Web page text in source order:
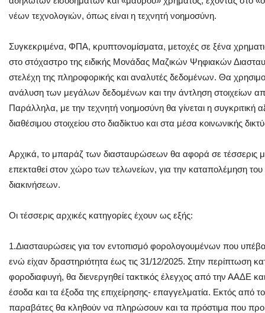
νέων τεχνολογιών, όπως είναι η τεχνητή νοημοσύνη.
Συγκεκριμένα, ΦΠΑ, κρυπτονομίσματα, μετοχές σε ξένα
στο στόχαστρο της ειδικής Μονάδας Μαζικών Ψηφιακών
στελέχη της πληροφορικής και αναλυτές δεδομένων. Θα
ανάλυση των μεγάλων δεδομένων και την άντληση στοιχείων
Παράλληλα, με την τεχνητή νοημοσύνη θα γίνεται η συγκριτική
διαθέσιμου στοιχείου στο διαδίκτυο και στα μέσα κοινωνικής
Αρχικά, το μπαράζ των διασταυρώσεων θα αφορά σε τέσσερις
επεκταθεί στον χώρο των τελωνείων, για την καταπολέμηση
διακινήσεων.
Οι τέσσερις αρχικές κατηγορίες έχουν ως εξής:
1.Διασταυρώσεις για τον εντοπισμό φορολογουμένων που
ενώ είχαν δραστηριότητα έως τις 31/12/2025. Στην περίπτωση
φοροδιαφυγή, θα διενεργηθεί τακτικός έλεγχος από την ΑΑΔΕ
έσοδα και τα έξοδα της επιχείρησης- επαγγελματία. Εκτός από
παραβάτες θα κληθούν να πληρώσουν και τα πρόστιμα που